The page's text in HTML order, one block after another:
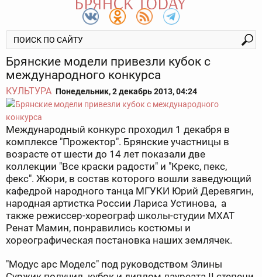
Брянские модели привезли кубок с
международного конкурса
КУЛЬТУРА Понедельник, 2 декабрь 2013, 04:24
Международный конкурс проходил 1 декабря в
комплексе "Прожектор". Брянские участницы в
возрасте от шести до 14 лет показали две
коллекции "Все краски радости" и "Крекс, пекс,
фекс". Жюри, в состав которого вошли заведующий
кафедрой народного танца МГУКИ Юрий Деревягин,
народная артистка России Лариса Устинова, а
также режиссер-хореограф школы-студии МХАТ
Ренат Мамин, понравились костюмы и
хореографическая постановка наших землячек.
"Модус арс Моделс" под руководством Элины